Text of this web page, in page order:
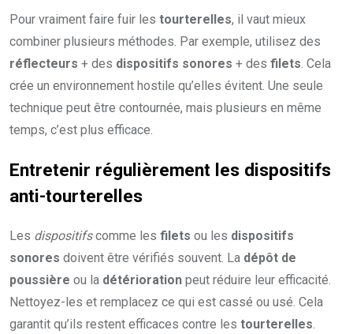
Pour vraiment faire fuir les tourterelles, il vaut mieux
combiner plusieurs méthodes. Par exemple, utilisez des
réflecteurs + des dispositifs sonores + des filets. Cela
crée un environnement hostile qu’elles évitent. Une seule
technique peut être contournée, mais plusieurs en même
temps, c’est plus efficace.
Entretenir régulièrement les dispositifs
anti-tourterelles
Les dispositifscomme les filets ou les dispositifs
sonores doivent être vérifiés souvent. La dépôt de
poussière ou la détérioration peut réduire leur efficacité.
Nettoyez-les et remplacez ce qui est cassé ou usé. Cela
garantit qu’ils restent efficaces contre les tourterelles.